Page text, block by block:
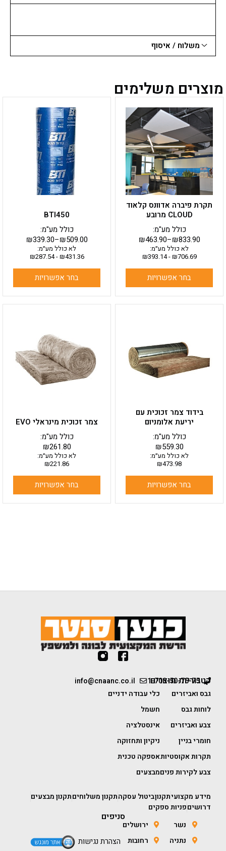
משלוח / איסוף
מוצרים משלימים
תקרת פיברה אדוונס קלאוד
CLOUD מרובע
₪463.90–₪833.90
כולל מע"מ:
לא כולל מע״מ:
₪706.69
-
₪393.14
בחר אפשרויות
זה
מספר
סוגים.
ניתן
לבחור
את
האפשרויות
בעמוד
המוצר
BTI450
₪339.30–₪509.00
כולל מע"מ:
לא כולל מע״מ:
₪431.36
-
₪287.54
בחר אפשרויות
זה
יש
מספר
סוגים.
ניתן
לבחור
את
האפשרויות
בעמוד
בידוד צמר זכוכית עם
יריעת אלומניום
₪559.30
כולל מע"מ:
לא כולל מע״מ:
₪473.98
בחר אפשרויות
מספר
סוגים.
ניתן
לבחור
המוצר
צמר זכוכית מינראלי EVO
₪261.80
כולל מע"מ:
לא כולל מע״מ:
₪221.86
בחר אפשרויות
מספר
סוגים.
ניתן
לבחור
את
1-700-50-75-75
info@cnaanc.co.il קטגוריות מוצרים
גבס ואביזרים
לוחות גבס
צבע ואביזרים
חומרי בניין
תקרות אקוסטיות
צבע לקירות פנים
כלי עבודה ידניים
חשמל
אינסטלציה
ניקיון ותחזוקה
אספקה טכנית
מבצעים
מידע מקצועיתקנוןביטול עסקהתקנון משלוחיםתקנון מבצעים
דרושיםפניות ספקים
סניפים
נשר
נתניה
ירושלים
רחובות
הצהרת נגישות